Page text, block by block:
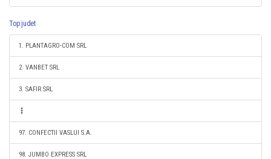
Top judet
1. PLANTAGRO-COM SRL
2. VANBET SRL
3. SAFIR SRL
97. CONFECTII VASLUI S.A.
98. JUMBO EXPRESS SRL